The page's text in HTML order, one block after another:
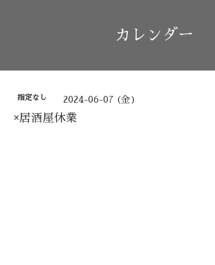
カレンダー
指定なし 2024-06-07 (金)
×居酒屋休業